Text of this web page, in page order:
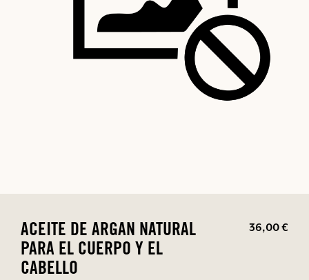
ACEITE DE ARGAN NATURAL
PARA EL CUERPO Y EL
CABELLO
36,00 €